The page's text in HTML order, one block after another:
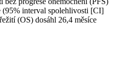
(95% interval spolehlivosti [CI]
(OS) dosáhl 26,4 měsíce